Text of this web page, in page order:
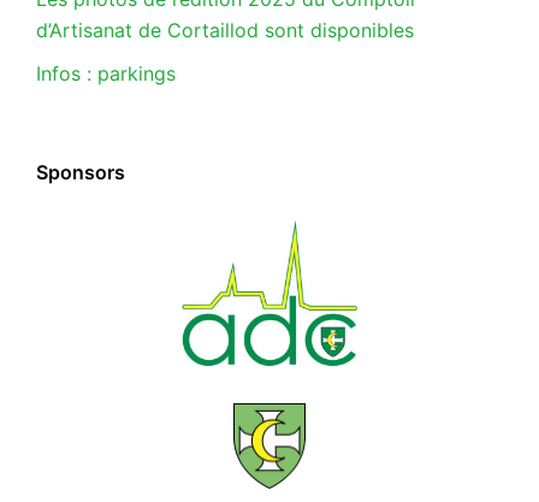
d’Artisanat de Cortaillod sont disponibles
Infos : parkings
Sponsors